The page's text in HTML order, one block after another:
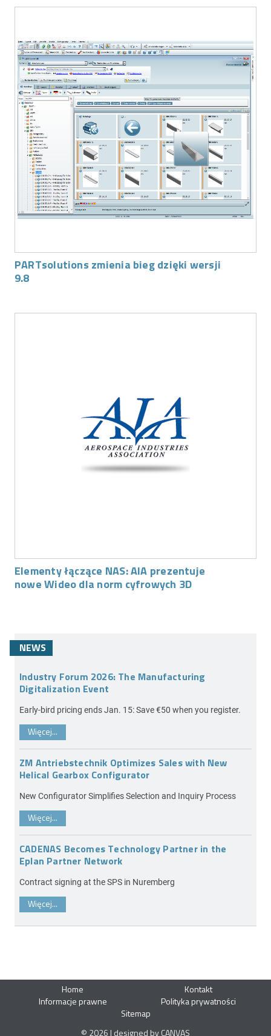
PARTsolutions zmienia bieg dzięki wersji
9.8
Elementy łączące NAS: AIA prezentuje
nowe Wideo dla norm cyfrowych 3D
NEWS
Industry Forum 2026: The Manufacturing
Digitalization Event
Early-bird pricing ends Jan. 15: Save €50 when you register.
Więcej...
ZM Antriebstechnik Optimizes Sales with New
Helical Gearbox Configurator
New Configurator Simplifies Selection and Inquiry Process
Więcej...
CADENAS Becomes Technology Partner in the
Eplan Partner Network
Contract signing at the SPS in Nuremberg
Więcej...
Home
Kontakt
Informacje prawne
Polityka prywatności
Sitemap
© 2026 | designed by CANVAS